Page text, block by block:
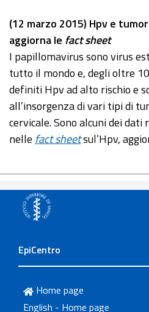
(12 marzo 2015) Hpv e
aggiorna le fact sheet
I papillomavirus sono virus
tutto il mondo e, degli oltre
definiti Hpv ad alto rischio e
all’insorgenza di vari tipi di
cervicale. Sono alcuni dei dati
nelle fact sheetsul’Hpv,
EpiCentro
Home page
English - Home page